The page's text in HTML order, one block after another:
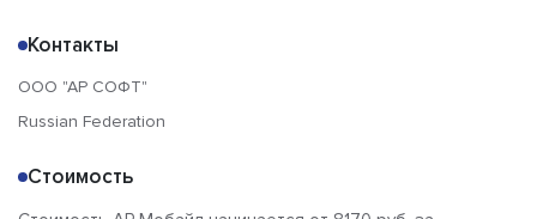
Контакты
ООО "АР СОФТ"
Russian Federation
Стоимость